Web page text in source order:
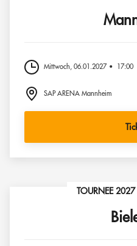
Mittwoch, 06.01.2027 17:00
SAP ARENA Mannheim
TOURNEE 2027